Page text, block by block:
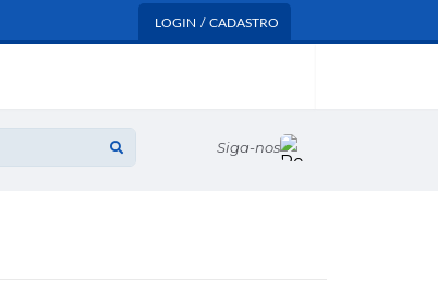
LOGIN / CADASTRO
Siga-nos